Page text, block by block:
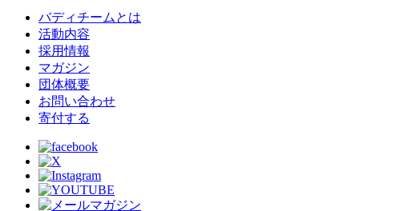
バディチームとは
活動内容
採用情報
マガジン
団体概要
お問い合わせ
寄付する